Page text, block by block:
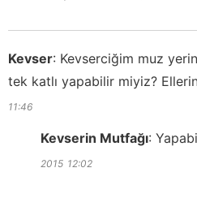
Kevser: Kevserciğim muz
tek katlı yapabilir miyiz?
11:46
Kevserin Mutfağı:
2015 12:02